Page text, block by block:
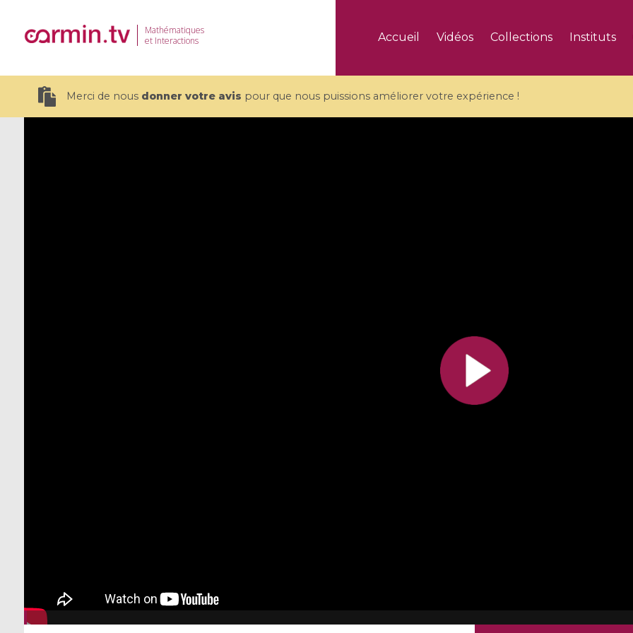
Mathématiques
et Interactions
Accueil Vidéos Collections Instituts
Merci de nous donner votre avis pour que nous puissions améliorer votre expérience !
Toutes les collections
Tous les instituts